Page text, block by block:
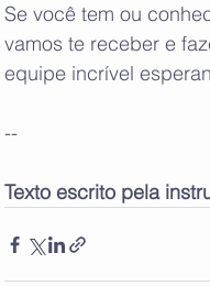
Se você tem ou
vamos te receber e
equipe incrível
--
Texto escrito pela